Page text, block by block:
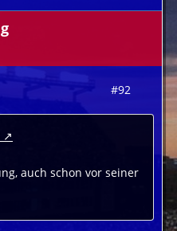
#92
auch schon vor seiner